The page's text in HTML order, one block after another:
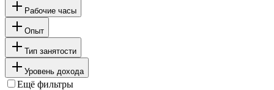
Рабочие часы
Опыт
Тип занятости
Уровень дохода
Ещё фильтры